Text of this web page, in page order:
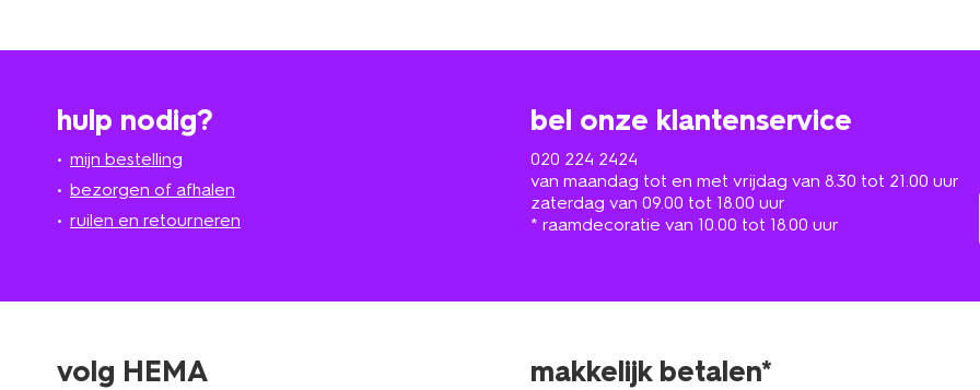
hulp nodig?
mijn bestelling
bezorgen of afhalen
ruilen en retourneren
bel onze klantenservice
020 224 2424
van maandag tot en met vrijdag van 8.30 tot 21.00 uur
zaterdag van 09.00 tot 18.00 uur
* raamdecoratie van 10.00 tot 18.00 uur
volg HEMA makkelijk betalen*